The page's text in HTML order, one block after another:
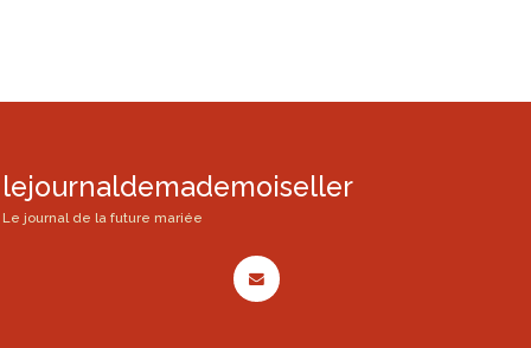
lejournaldemademoiseller
Le journal de la future mariée